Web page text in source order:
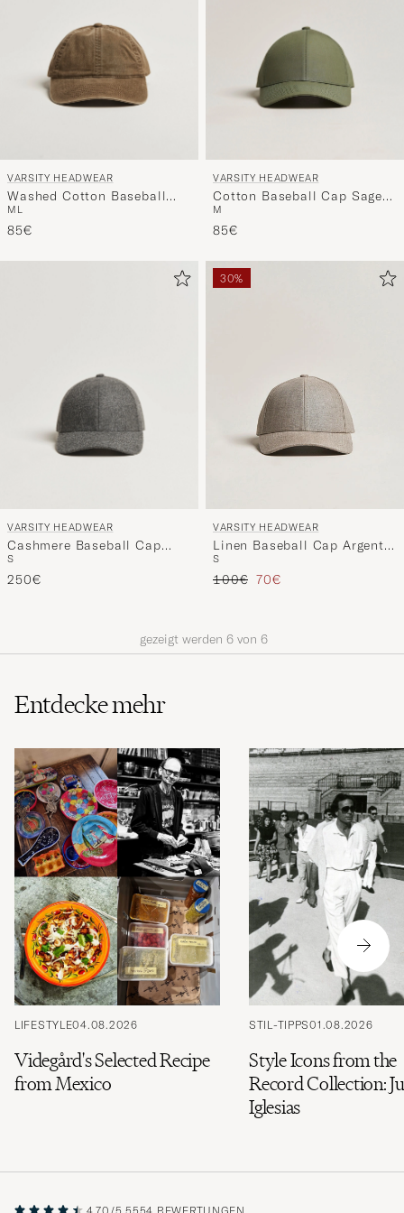
VARSITY HEADWEAR
Washed Cotton Baseball
Cap Beige
M L
85€
VARSITY HEADWEAR
Cotton Baseball Cap Sage
Green
M
85€
VARSITY HEADWEAR
Cashmere Baseball Cap
Flint Grey
S
250€
30%
VARSITY HEADWEAR
Linen Baseball Cap Argent
Khaki
S
Regulärer Preis
100€ Reduzierter Preis
70€
gezeigt werden 6 von 6
Entdecke mehr
LIFESTYLE04.08.2026
Videgård's Selected Recipe
from Mexico
STIL-TIPPS01.08.2026
Style Icons from the
Record Collection:
Iglesias